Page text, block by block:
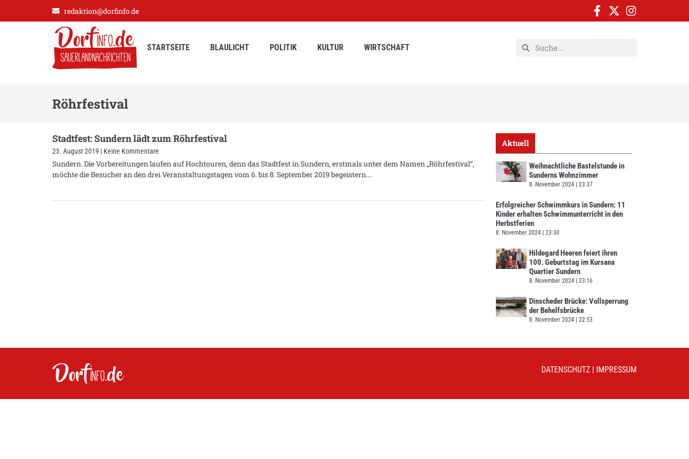
redaktion@dorfinfo.de
STARTSEITE BLAULICHT POLITIK KULTUR WIRTSCHAFT
Röhrfestival
Stadtfest: Sundern lädt zum Röhrfestival
23. August 2019 Keine Kommentare
Sundern. Die Vorbereitungen laufen auf Hochtouren, denn das Stadtfest in Sundern, erstmals unter dem Namen „Röhrfestival“,
möchte die Besucher an den drei Veranstaltungstagen vom 6. bis 8. September 2019 begeistern.
Aktuell
Weihnachtliche Bastelstunde in
Sunderns Wohnzimmer
8. November 2024 23:37
Erfolgreicher Schwimmkurs in Sundern: 11
Kinder erhalten Schwimmunterricht in den
Herbstferien
8. November 2024 23:30
Hildegard Heeren feiert ihren
100. Geburtstag im Kursana
Quartier Sundern
8. November 2024 23:16
Dinscheder Brücke: Vollsperrung
der Behelfsbrücke
8. November 2024 22:53
DATENSCHUTZ | IMPRESSUM